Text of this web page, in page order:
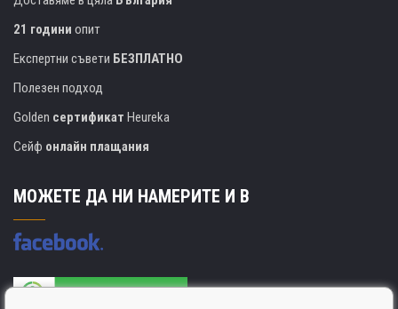
21 години опит
Експертни съвети БЕЗПЛАТНО
Полезен подход
Golden сертификат Heureka
Сейф онлайн плащания
МОЖЕТЕ ДА НИ НАМЕРИТЕ И В